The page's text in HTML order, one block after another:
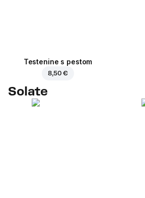
Testenine s pestom
8,50 €
Solate